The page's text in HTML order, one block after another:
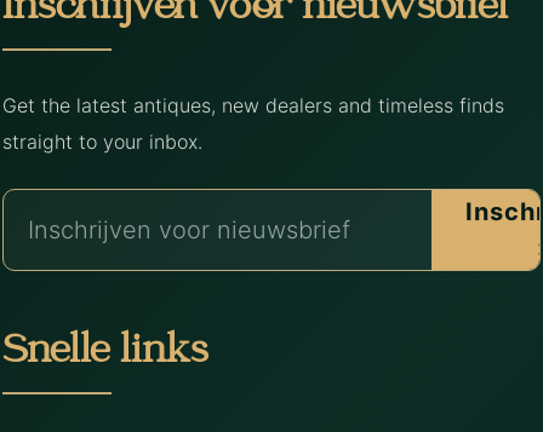
Inschrijven voor nieuwsbrief
Get the latest antiques, new dealers and timeless finds
straight to your inbox.
Snelle links